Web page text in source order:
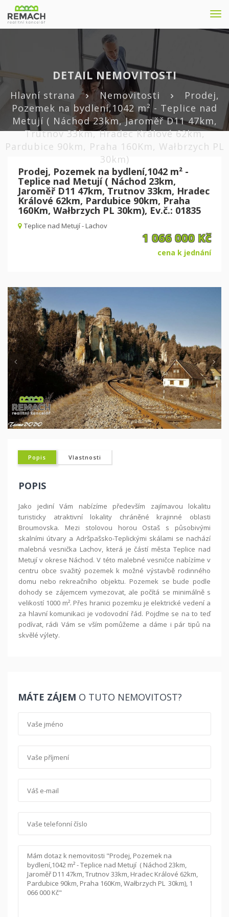
DETAIL NEMOVITOSTI
Hlavní strana Nemovitosti
Prodej,
Pozemek na bydlení,1042 m² - Teplice nad
Metují ( Náchod 23km, Jaroměř D11 47km,
Trutnov 33km, Hradec Králové 62km,
Pardubice 90km, Praha 160Km, Wałbrzych PL
30km)
Prodej, Pozemek na bydlení,1042 m² -
Teplice nad Metují ( Náchod 23km,
Jaroměř D11 47km, Trutnov 33km, Hradec
Králové 62km, Pardubice 90km, Praha
160Km, Wałbrzych PL 30km), Ev.č.: 01835
Teplice nad Metují - Lachov
1 066 000 Kč
cena k jednání
Předchozí
Popis Vlastnosti
POPIS
Jako jediní Vám nabízíme především zajímavou lokalitu
turisticky atraktivní lokality chráněné krajinné oblasti
Broumovska. Mezi stolovou horou Ostaš s působivými
skalními útvary a Adršpašsko-Teplickými skálami se nachází
malebná vesnička Lachov, která je částí města Teplice nad
Metují v okrese Náchod. V této malebné vesničce nabízíme v
centru obce svažitý pozemek k možné výstavbě rodinného
domu nebo rekreačního objektu. Pozemek se bude podle
dohody se zájemcem vymezovat, ale počítá se minimálně s
velikostí 1000 m². Přes hranici pozemku je elektrické vedení a
za hlavní komunikaci je vodovodní řád. Pojďme se na to teď
podívat, rádi Vám se vším pomůžeme a dáme i pár tipů na
skvělé výlety.
MÁTE ZÁJEM O TUTO NEMOVITOST?